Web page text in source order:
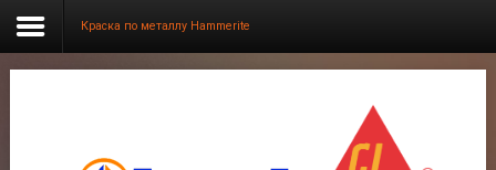
position, using the -sidebar module class suffix. There is
Краска по металлу Hammerite